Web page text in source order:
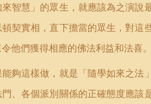
智慧」的眾生，就應該為之演
契實相，直下擔當的眾生，對
他們獲得相應的佛法利益和法喜
夠這樣做，就是「隨學如來之
、各個派別關係的正確態度應